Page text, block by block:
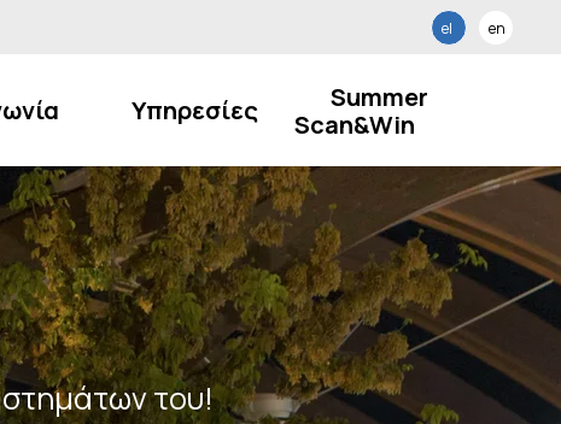
el en
Υπηρεσίες
Summer
Scan&Win
του!